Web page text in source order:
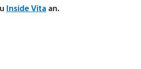
Inside Vita an.